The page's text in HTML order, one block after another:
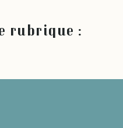
rubrique :